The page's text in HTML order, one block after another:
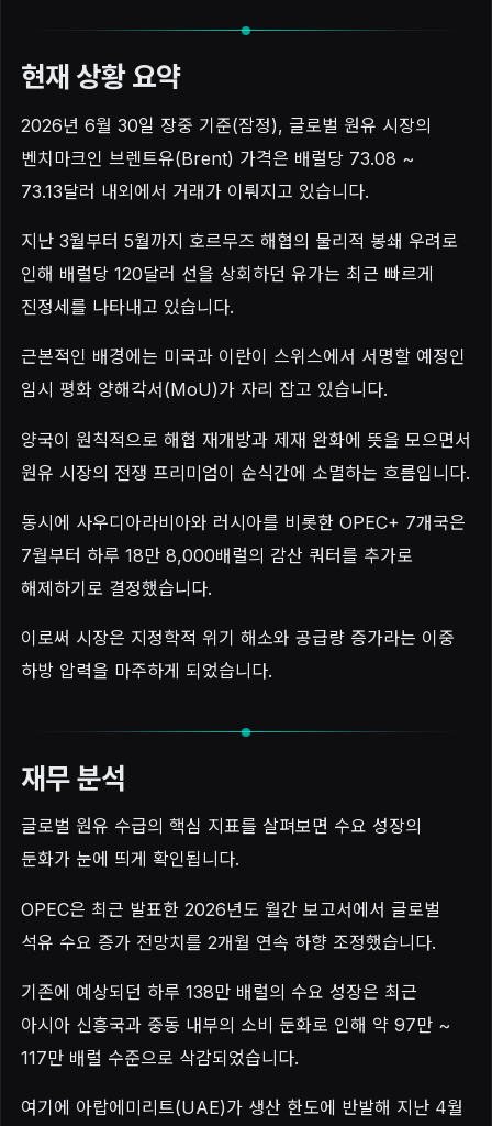
현재 상황 요약
2026년 6월 30일 장중 기준(잠정), 글로벌 원유 시장의
벤치마크인 브렌트유(Brent) 가격은 배럴당 73.08 ~
73.13달러 내외에서 거래가 이뤄지고 있습니다.
지난 3월부터 5월까지 호르무즈 해협의 물리적 봉쇄 우려로
인해 배럴당 120달러 선을 상회하던 유가는 최근 빠르게
진정세를 나타내고 있습니다.
근본적인 배경에는 미국과 이란이 스위스에서 서명할 예정인
임시 평화 양해각서(MoU)가 자리 잡고 있습니다.
양국이 원칙적으로 해협 재개방과 제재 완화에 뜻을 모으면서
원유 시장의 전쟁 프리미엄이 순식간에 소멸하는 흐름입니다.
동시에 사우디아라비아와 러시아를 비롯한 OPEC+ 7개국은
7월부터 하루 18만 8,000배럴의 감산 쿼터를 추가로
해제하기로 결정했습니다.
이로써 시장은 지정학적 위기 해소와 공급량 증가라는 이중
하방 압력을 마주하게 되었습니다.
재무 분석
글로벌 원유 수급의 핵심 지표를 살펴보면 수요 성장의
둔화가 눈에 띄게 확인됩니다.
OPEC은 최근 발표한 2026년도 월간 보고서에서 글로벌
석유 수요 증가 전망치를 2개월 연속 하향 조정했습니다.
기존에 예상되던 하루 138만 배럴의 수요 성장은 최근
아시아 신흥국과 중동 내부의 소비 둔화로 인해 약 97만 ~
117만 배럴 수준으로 삭감되었습니다.
여기에 아랍에미리트(UAE)가 생산 한도에 반발해 지난 4월